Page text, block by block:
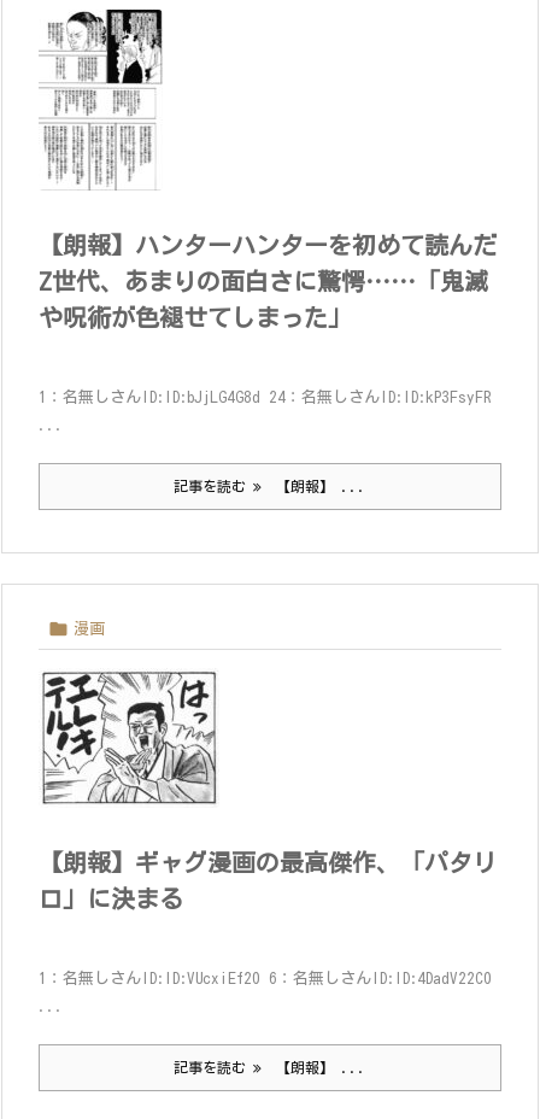
【朗報】ハンターハンターを初めて読んだ
Z世代、あまりの面白さに驚愕……「鬼滅
や呪術が色褪せてしまった」
1：名無しさんID:ID:bJjLG4G8d 24：名無しさんID:ID:kP3FsyFR
...
記事を読む 【朗報】 ...
 漫画
【朗報】ギャグ漫画の最高傑作、「パタリ
ロ」に決まる
1：名無しさんID:ID:VUcxiEf20 6：名無しさんID:ID:4DadV22C0
...
記事を読む 【朗報】 ...